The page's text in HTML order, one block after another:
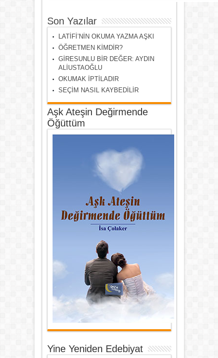
Son Yazılar
LATİFİ’NİN OKUMA YAZMA AŞKI
ÖĞRETMEN KİMDİR?
GİRESUNLU BİR DEĞER: AYDIN
ALİUSTAOĞLU
OKUMAK İPTİLADIR
SEÇİM NASIL KAYBEDİLİR
Aşk Ateşin Değirmende
Öğüttüm
Yine Yeniden Edebiyat